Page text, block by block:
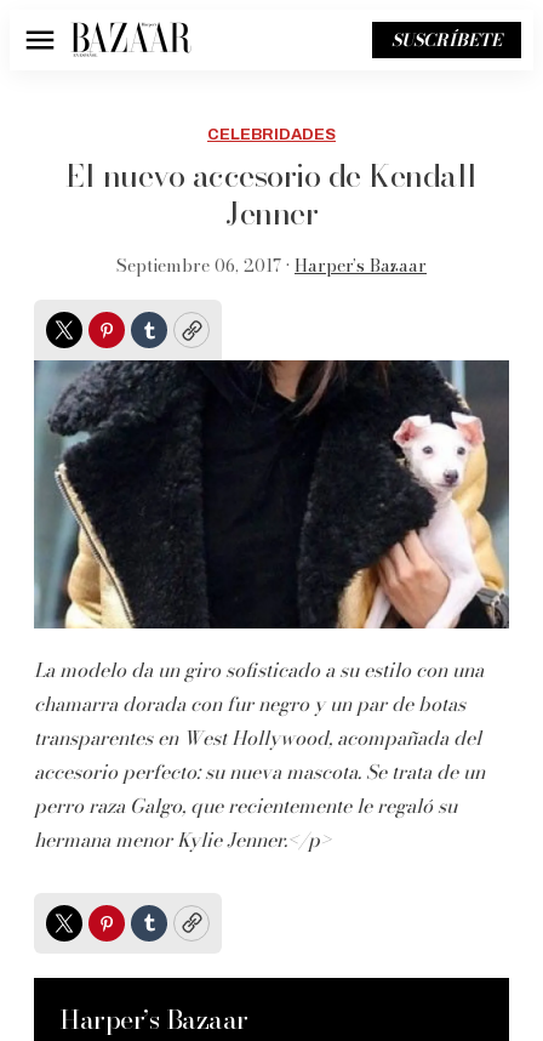
Menú SUSCRÍBETE
CELEBRIDADES
El nuevo accesorio de Kendall
Jenner
Septiembre 06, 2017 • Harper’s Bazaar
TwitterPinterest
TumblrCopy
La modelo da un giro sofisticado a su estilo con una
chamarra dorada con fur negro y un par de botas
transparentes en West Hollywood, acompañada del
accesorio perfecto: su nueva mascota. Se trata de un
perro raza Galgo, que recientemente le regaló su
hermana menor Kylie Jenner.</p>
TwitterPinterest
TumblrCopy
Harper’s Bazaar